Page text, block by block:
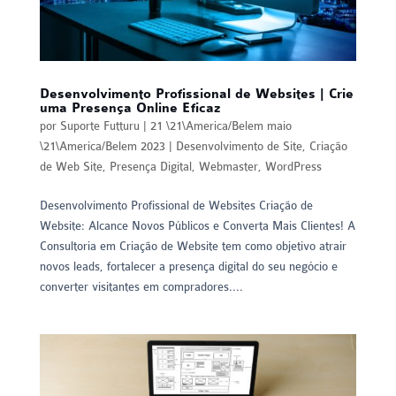
Desenvolvimento Profissional de Websites | Crie
uma Presença Online Eficaz
por Suporte Futturu | 21 \21\America/Belem maio
\21\America/Belem 2023 | Desenvolvimento de Site, Criação
de Web Site, Presença Digital, Webmaster, WordPress
Desenvolvimento Profissional de Websites Criação de
Website: Alcance Novos Públicos e Converta Mais Clientes! A
Consultoria em Criação de Website tem como objetivo atrair
novos leads, fortalecer a presença digital do seu negócio e
converter visitantes em compradores....